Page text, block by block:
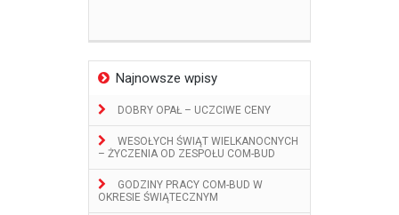
Najnowsze wpisy
DOBRY OPAŁ – UCZCIWE CENY
WESOŁYCH ŚWIĄT WIELKANOCNYCH
– ŻYCZENIA OD ZESPOŁU COM-BUD
GODZINY PRACY COM-BUD W
OKRESIE ŚWIĄTECZNYM